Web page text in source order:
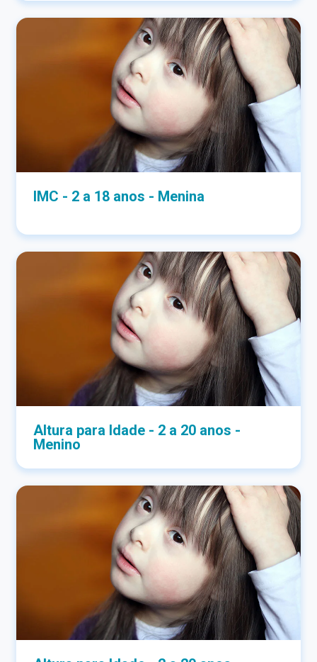
IMC - 2 a 18 anos - Menina
Altura para Idade - 2 a 20 anos -
Menino